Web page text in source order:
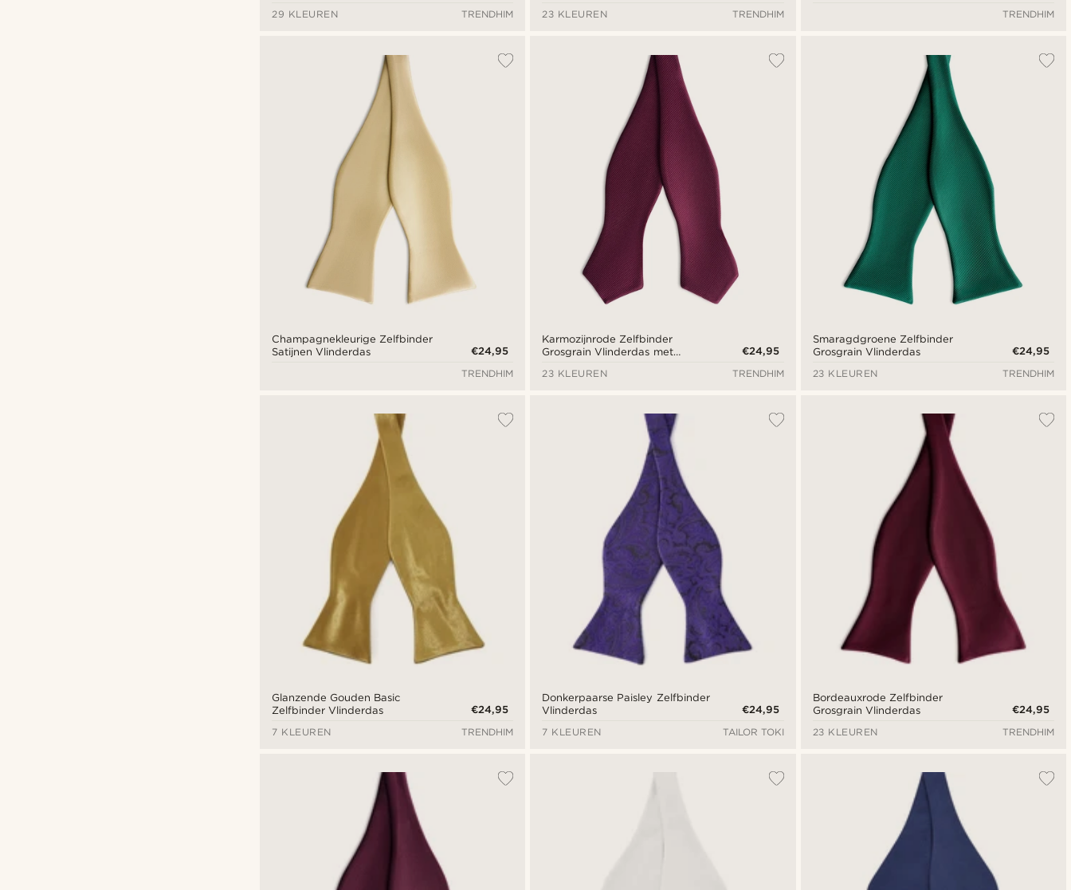
29 KLEUREN
TRENDHIM
23 KLEUREN
TRENDHIM
TRENDHIM
Champagnekleurige Zelfbinder
Satijnen Vlinderdas
€24,95
TRENDHIM
Karmozijnrode Zelfbinder
Grosgrain Vlinderdas met
€24,95
23 KLEUREN
TRENDHIM
Smaragdgroene Zelfbinder
Grosgrain Vlinderdas
€24,95
23 KLEUREN
TRENDHIM
Glanzende Gouden Basic
Zelfbinder Vlinderdas
€24,95
7 KLEUREN
TRENDHIM
Donkerpaarse Paisley Zelfbinder
Vlinderdas
€24,95
7 KLEUREN
TAILOR TOKI
Bordeauxrode Zelfbinder
Grosgrain Vlinderdas
€24,95
23 KLEUREN
TRENDHIM